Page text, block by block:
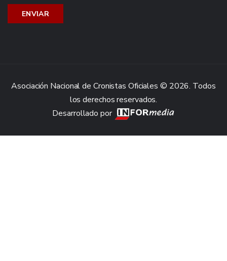
Asociación Nacional de Cronistas Oficiales © 2026. Todos
los derechos reservados.
Desarrollado por